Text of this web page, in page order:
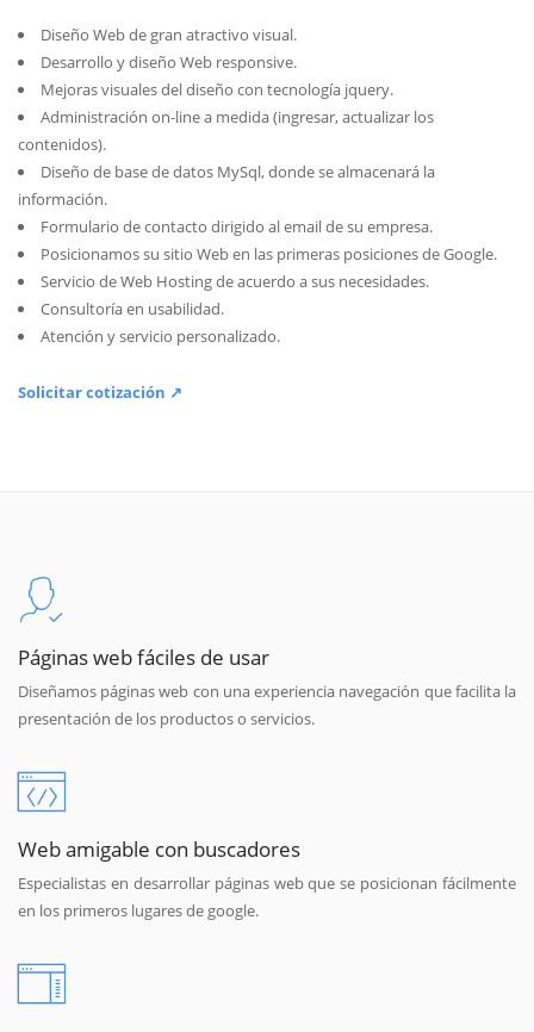
Diseño Web de gran atractivo visual.
Desarrollo y diseño Web responsive.
Mejoras visuales del diseño con tecnología jquery.
Administración on-line a medida (ingresar, actualizar los
contenidos).
Diseño de base de datos MySql, donde se almacenará la
información.
Formulario de contacto dirigido al email de su empresa.
Posicionamos su sitio Web en las primeras posiciones de Google.
Servicio de Web Hosting de acuerdo a sus necesidades.
Consultoría en usabilidad.
Atención y servicio personalizado.
Solicitar cotización ↗
Páginas web fáciles de usar
Diseñamos páginas web con una experiencia navegación que facilita la
presentación de los productos o servicios.
Web amigable con buscadores
Especialistas en desarrollar páginas web que se posicionan fácilmente
en los primeros lugares de google.